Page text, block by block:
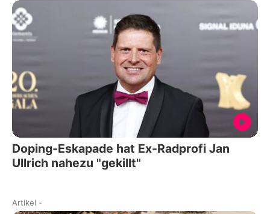
Doping-Eskapade hat Ex-Radprofi Jan
Ullrich nahezu "gekillt"
Artikel -